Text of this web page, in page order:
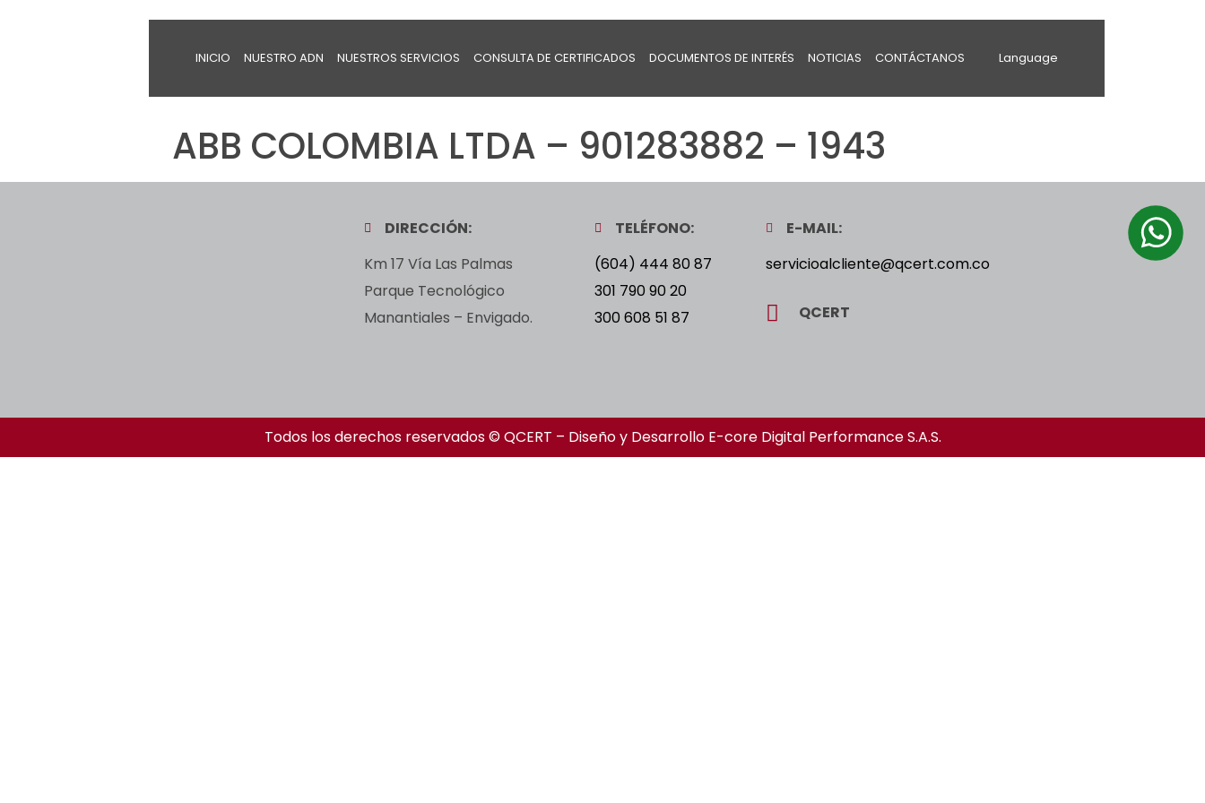
INICIO NUESTRO ADN NUESTROS SERVICIOS CONSULTA DE CERTIFICADOS DOCUMENTOS DE INTERÉS NOTICIAS CONTÁCTANOS Language
ABB COLOMBIA LTDA – 901283882 – 1943
DIRECCIÓN:
Km 17 Vía Las Palmas
Parque Tecnológico
Manantiales – Envigado.
TELÉFONO:
(604) 444 80 87
301 790 90 20
300 608 51 87
E-MAIL:
servicioalcliente@qcert.com.co
QCERT
Todos los derechos reservados © QCERT – Diseño y Desarrollo E-core Digital Performance S.A.S.